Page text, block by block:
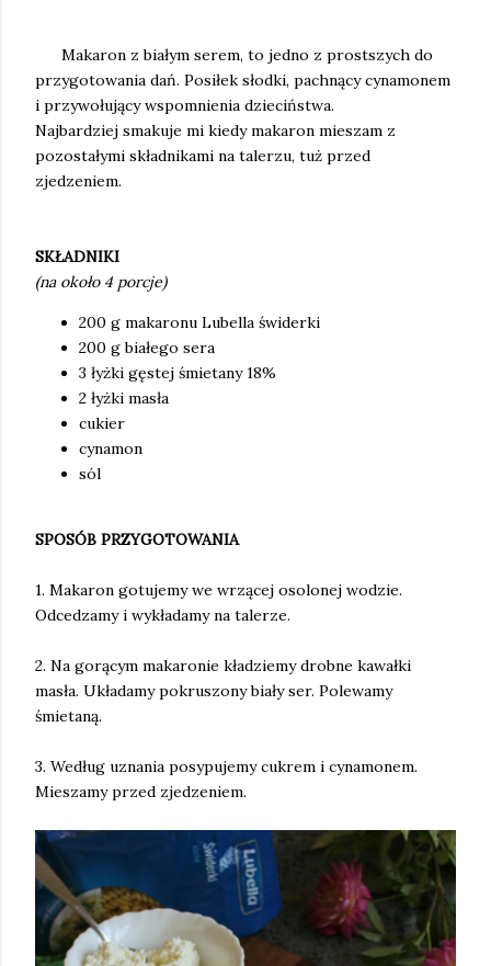
Makaron z białym serem, to jedno z prostszych do
przygotowania dań. Posiłek słodki, pachnący cynamonem
i przywołujący wspomnienia dzieciństwa.
Najbardziej smakuje mi kiedy makaron mieszam z
pozostałymi składnikami na talerzu, tuż przed
zjedzeniem.
SKŁADNIKI
(na około 4 porcje)
200 g makaronu Lubella świderki
200 g białego sera
3 łyżki gęstej śmietany 18%
2 łyżki masła
cukier
cynamon
sól
SPOSÓB PRZYGOTOWANIA
1. Makaron gotujemy we wrzącej osolonej wodzie.
Odcedzamy i wykładamy na talerze.
2. Na gorącym makaronie kładziemy drobne kawałki
masła. Układamy pokruszony biały ser. Polewamy
śmietaną.
3. Według uznania posypujemy cukrem i cynamonem.
Mieszamy przed zjedzeniem.